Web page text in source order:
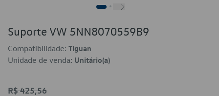
Suporte VW 5NN8070559B9
Compatibilidade: Tiguan
Unidade de venda: Unitário(a)
R$ 425,56